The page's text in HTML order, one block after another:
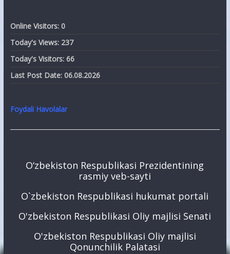
Online Visitors: 0
Today's Views: 237
Today's Visitors: 66
Last Post Date: 06.08.2026
Foydali Havolalar
O‘zbekiston Respublikasi Prezidentining
rasmiy veb-sayti
O`zbekiston Respublikasi hukumat portali
O'zbekiston Respublikasi Oliy majlisi Senati
O'zbekiston Respublikasi Oliy majlisi
Qonunchilik Palatasi